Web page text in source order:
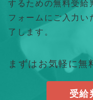
するための無料受給
フォームにご入力
了します。
まずはお気軽に無
受給